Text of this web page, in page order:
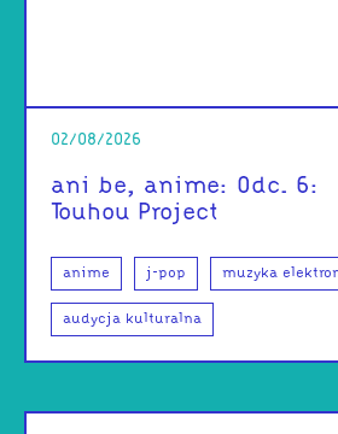
02/08/2026
ani be, anime: Odc. 6:
Touhou Project
anime j-pop muzyka
audycja kulturalna